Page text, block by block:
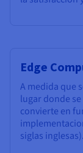
Edge
A medida que
lugar donde
convierte en
siglas inglesas).